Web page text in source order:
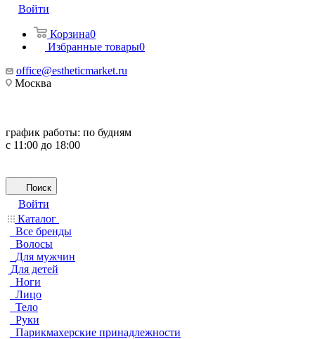
Войти
Корзина0
Избранные товары0
office@estheticmarket.ru
Москва
график работы: по будням
с 11:00 до 18:00
Поиск
Войти
Каталог
Все бренды
Волосы
Для мужчин
Для детей
Ноги
Лицо
Тело
Руки
Парикмахерские принадлежности